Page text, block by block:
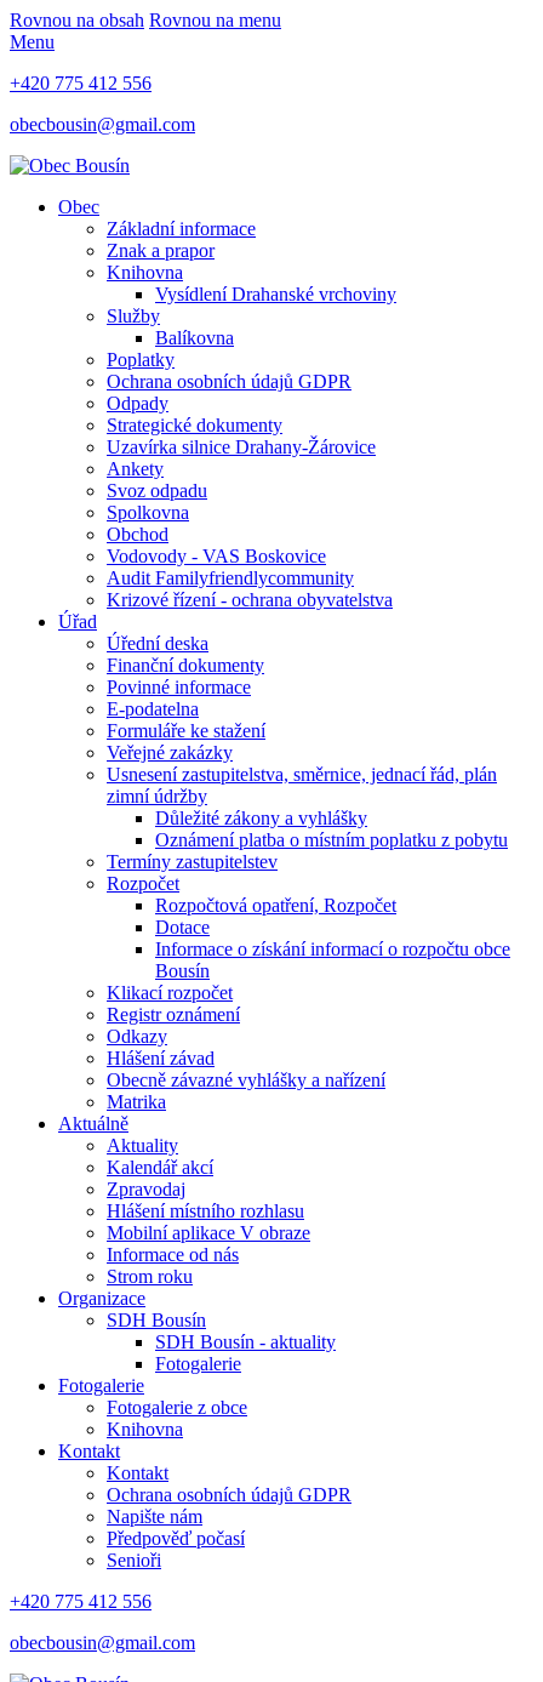
Rovnou na obsah Rovnou na menu
Menu
+420 775 412 556
obecbousin@gmail.com
Obec
Základní informace
Znak a prapor
Knihovna
Vysídlení Drahanské vrchoviny
Služby
Balíkovna
Poplatky
Ochrana osobních údajů GDPR
Odpady
Strategické dokumenty
Uzavírka silnice Drahany-Žárovice
Ankety
Svoz odpadu
Spolkovna
Obchod
Vodovody - VAS Boskovice
Audit Familyfriendlycommunity
Krizové řízení - ochrana obyvatelstva
Úřad
Úřední deska
Finanční dokumenty
Povinné informace
E-podatelna
Formuláře ke stažení
Veřejné zakázky
Usnesení zastupitelstva, směrnice, jednací řád, plán
zimní údržby
Důležité zákony a vyhlášky
Oznámení platba o místním poplatku z pobytu
Termíny zastupitelstev
Rozpočet
Rozpočtová opatření, Rozpočet
Dotace
Informace o získání informací o rozpočtu obce
Bousín
Klikací rozpočet
Registr oznámení
Odkazy
Hlášení závad
Obecně závazné vyhlášky a nařízení
Matrika
Aktuálně
Aktuality
Kalendář akcí
Zpravodaj
Hlášení místního rozhlasu
Mobilní aplikace V obraze
Informace od nás
Strom roku
Organizace
SDH Bousín
SDH Bousín - aktuality
Fotogalerie
Fotogalerie
Fotogalerie z obce
Knihovna
Kontakt
Kontakt
Ochrana osobních údajů GDPR
Napište nám
Předpověď počasí
Senioři
+420 775 412 556
obecbousin@gmail.com